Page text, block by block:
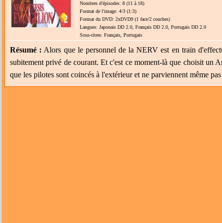
Nombres d'épisodes: 8 (11 à 18)
Format de l'image: 4/3 (1:3)
Format du DVD: 2xDVD9 (1 face/2 couches)
Langues: Japonais DD 2.0, Français DD 2.0, Portugais DD 2.0
Sous-titres: Français, Portugais
Résumé : Alors que le personnel de la NERV est en train
subitement privé de courant. Et c'est ce moment-là que choisit un
que les pilotes sont coincés à l'extérieur et ne parviennent même